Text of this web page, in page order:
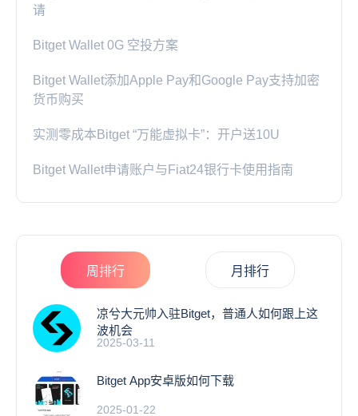
请
Bitget Wallet 0G 空投方案
Bitget Wallet添加Apple Pay和Google Pay支持加密
货币购买
实测零成本Bitget “万能虚拟卡”：开户送10U
Bitget Wallet申请账户与Fiat24银行卡使用指南
周排行 月排行
凉兮大元帅入驻Bitget，普通人如何跟上这
波机会
2025-03-11
Bitget App安卓版如何下载
2025-01-22